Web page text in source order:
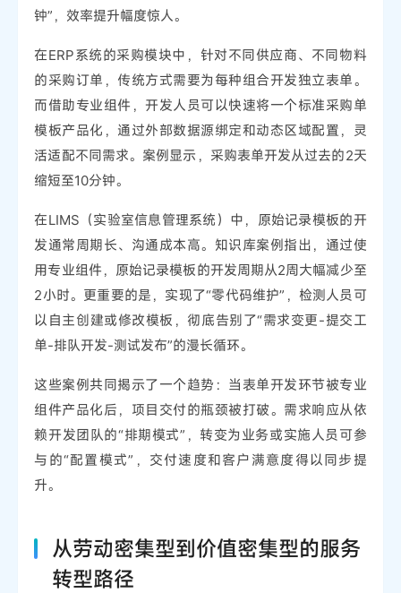
钟”，效率提升幅度惊人。
在ERP系统的采购模块中，针对不同供应商、不同物料
的采购订单，传统方式需要为每种组合开发独立表单。
而借助专业组件，开发人员可以快速将一个标准采购单
模板产品化，通过外部数据源绑定和动态区域配置，灵
活适配不同需求。案例显示，采购表单开发从过去的2天
缩短至10分钟。
在LIMS（实验室信息管理系统）中，原始记录模板的开
发通常周期长、沟通成本高。知识库案例指出，通过使
用专业组件，原始记录模板的开发周期从2周大幅减少至
2小时。更重要的是，实现了“零代码维护”，检测人员可
以自主创建或修改模板，彻底告别了“需求变更-提交工
单-排队开发-测试发布”的漫长循环。
这些案例共同揭示了一个趋势：当表单开发环节被专业
组件产品化后，项目交付的瓶颈被打破。需求响应从依
赖开发团队的“排期模式”，转变为业务或实施人员可参
与的“配置模式”，交付速度和客户满意度得以同步提
升。
从劳动密集型到价值密集型的服务
转型路径